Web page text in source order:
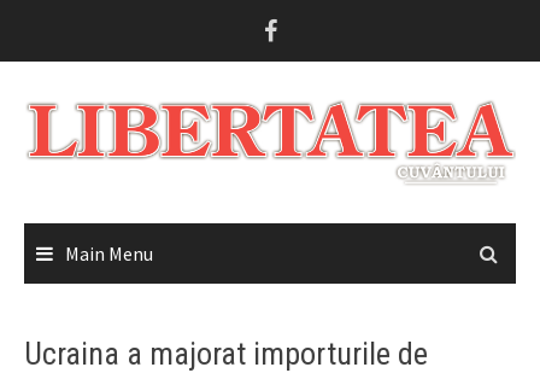
Main Menu
Ucraina a majorat importurile de